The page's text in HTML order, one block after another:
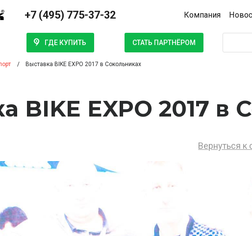
+7 (495) 775-37-32 Компания
ГДЕ КУПИТЬ СТАТЬ ПАРТНЁРОМ
Выставка BIKE EXPO 2017 в Сокольниках
BIKE EXPO 2017 в
Вернуться к